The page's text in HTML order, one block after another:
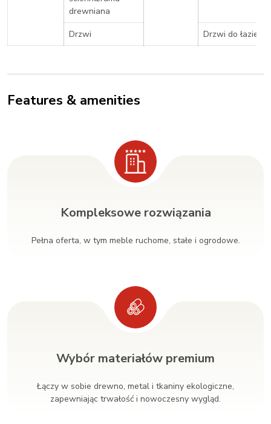
drewniana
Drzwi Drzwi do łazienki
Features & amenities
Kompleksowe rozwiązania
Pełna oferta, w tym meble ruchome, stałe i ogrodowe.
Wybór materiałów premium
Łączy w sobie drewno, metal i tkaniny ekologiczne,
zapewniając trwałość i nowoczesny wygląd.